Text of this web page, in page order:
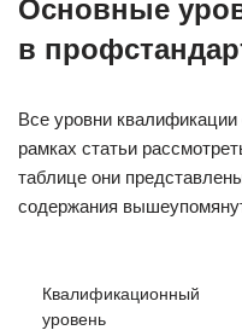
Основные
в
Все уровни
рамках статьи
таблице они
содержания
Квалификационный
уровень